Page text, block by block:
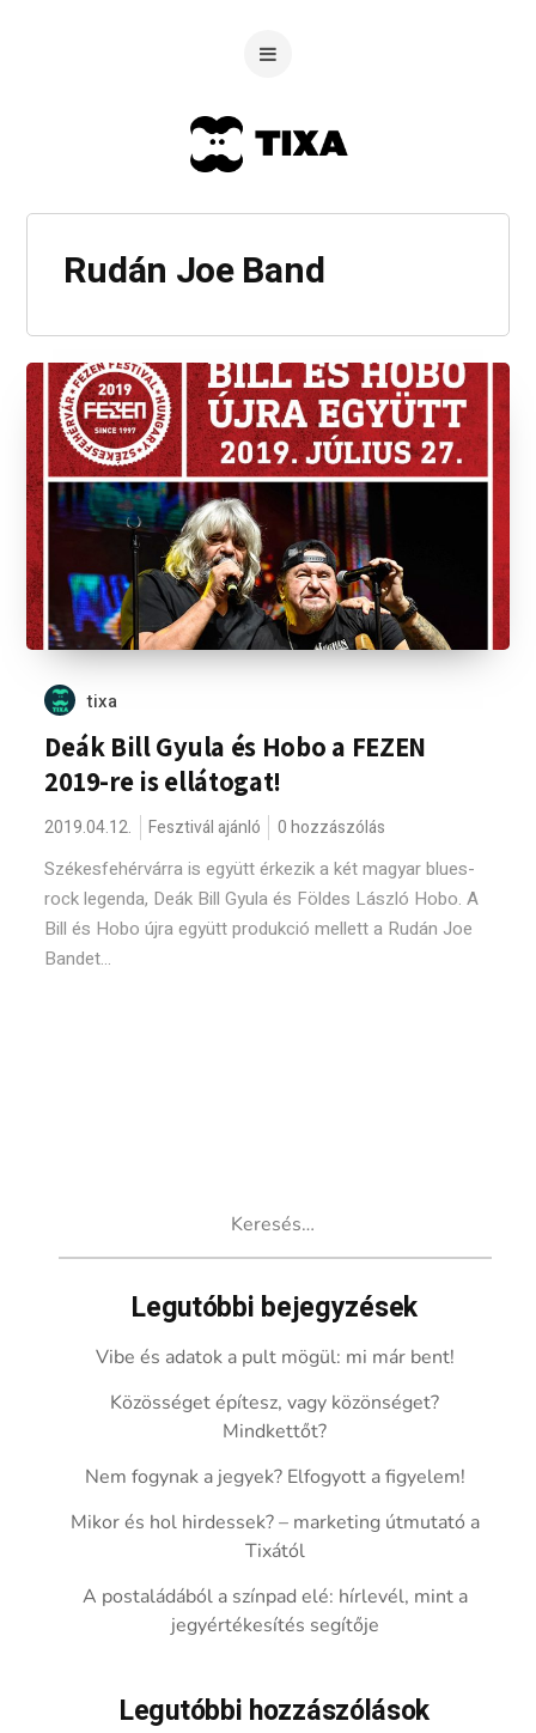
Rudán Joe Band
tixa
Deák Bill Gyula és Hobo a FEZEN
2019-re is ellátogat!
2019.04.12. Fesztivál ajánló 0 hozzászólás
Székesfehérvárra is együtt érkezik a két magyar blues-
rock legenda, Deák Bill Gyula és Földes László Hobo. A
Bill és Hobo újra együtt produkció mellett a Rudán Joe
Bandet...
Legutóbbi bejegyzések
Vibe és adatok a pult mögül: mi már bent!
Közösséget építesz, vagy közönséget?
Mindkettőt?
Nem fogynak a jegyek? Elfogyott a figyelem!
Mikor és hol hirdessek? – marketing útmutató a
Tixától
A postaládából a színpad elé: hírlevél, mint a
jegyértékesítés segítője
Legutóbbi hozzászólások